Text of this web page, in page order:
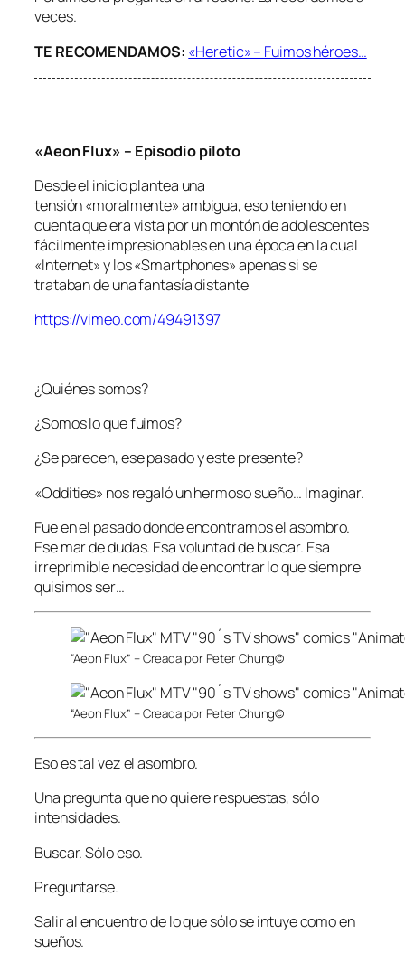
veces.
TE RECOMENDAMOS: «Heretic» – Fuimos héroes…
«Aeon Flux» – Episodio piloto
Desde el inicio plantea una
tensión «moralmente» ambigua, eso teniendo en
cuenta que era vista por un montón de adolescentes
fácilmente impresionables en una época en la cual
«Internet» y los «Smartphones» apenas si se
trataban de una fantasía distante
https://vimeo.com/49491397
¿Quiénes somos?
¿Somos lo que fuimos?
¿Se parecen, ese pasado y este presente?
«Oddities» nos regaló un hermoso sueño… Imaginar.
Fue en el pasado donde encontramos el asombro.
Ese mar de dudas. Esa voluntad de buscar. Esa
irreprimible necesidad de encontrar lo que siempre
quisimos ser…
“Aeon Flux” – Creada por Peter Chung©
“Aeon Flux” – Creada por Peter Chung©
Eso es tal vez el asombro.
Una pregunta que no quiere respuestas, sólo
intensidades.
Buscar. Sólo eso.
Preguntarse.
Salir al encuentro de lo que sólo se intuye como en
sueños.